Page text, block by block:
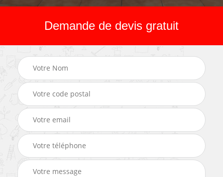
Demande de devis gratuit